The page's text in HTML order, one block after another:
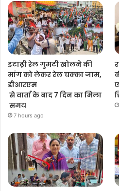
इटाढ़ी रेल गुमटी खोलने की
मांग को लेकर रेल चक्का जाम,
डीआरएम
से वार्ता के बाद 7 दिन का मिला
समय
7 hours ago